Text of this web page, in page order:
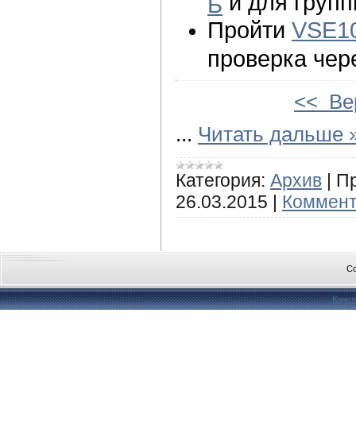
Пройти
проверка
<<
... Читать дальше
Категория: Архив |
26.03.2015 |